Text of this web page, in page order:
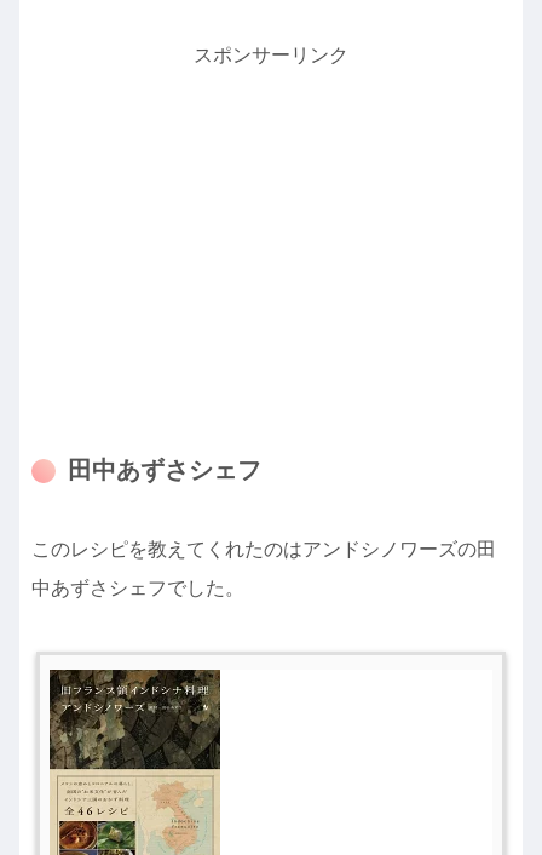
スポンサーリンク
田中あずさシェフ
このレシピを教えてくれたのはアンドシノワーズの田
中あずさシェフでした。